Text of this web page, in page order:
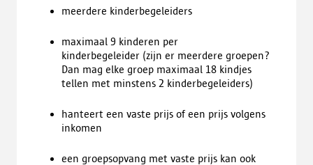
meerdere kinderbegeleiders
maximaal 9 kinderen per
kinderbegeleider (zijn er meerdere groepen?
Dan mag elke groep maximaal 18 kindjes
tellen met minstens 2 kinderbegeleiders)
hanteert een vaste prijs of een prijs volgens
inkomen
een groepsopvang met vaste prijs kan ook